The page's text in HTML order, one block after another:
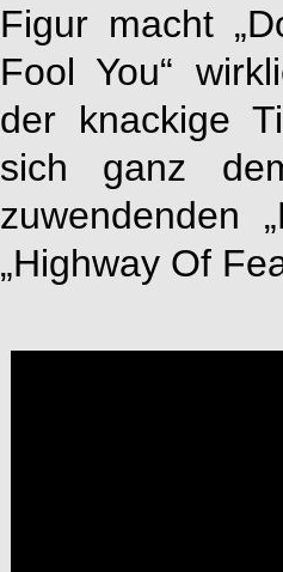
Figur macht „
Fool You“
der knackige
sich ganz
zuwendenden
„Highway Of